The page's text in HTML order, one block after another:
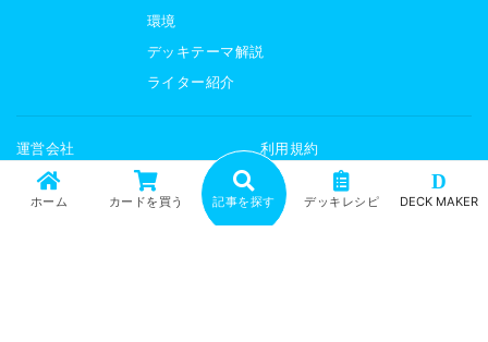
ホーム カードを買う 記事を探す デッキレシピ
D
DECK MAKER
環境
デッキテーマ解説
ライター紹介
運営会社
利用規約
プライバシーポリシー
サイトマップ